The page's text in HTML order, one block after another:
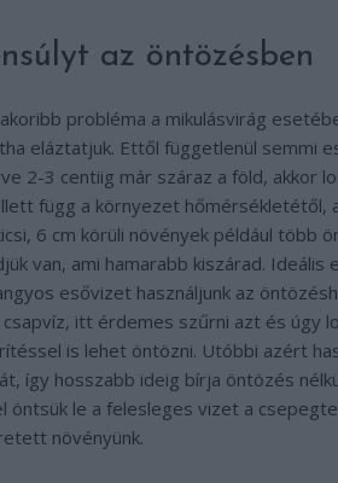
az öntözésben
probléma a mikulásvirág
eláztatjuk. Ettől függetlenül semmi
2-3 centiig már száraz a föld, akkor
függ a környezet hőmérsékletétől,
6 cm körüli növények például több
van, ami hamarabb kiszárad. Ideális
esővizet használjunk az
itt érdemes szűrni azt és úgy
is lehet öntözni. Utóbbi azért
így hosszabb ideig bírja öntözés
le a felesleges vizet a
növényünk.